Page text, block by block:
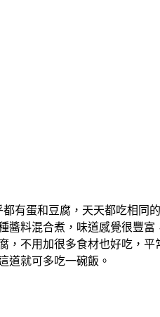
有蛋和豆腐，天天都吃相同
醬料混合煮，味道感覺很豐
，不用加很多食材也好吃，
道就可多吃一碗飯。